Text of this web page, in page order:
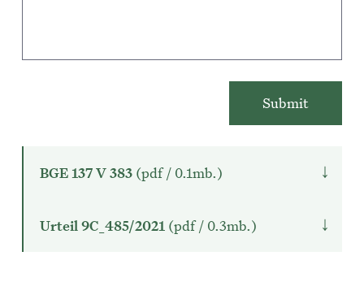
BGE 137 V 383 (pdf / 0.1mb.) ↓
Urteil 9C_485/2021 (pdf / 0.3mb.) ↓